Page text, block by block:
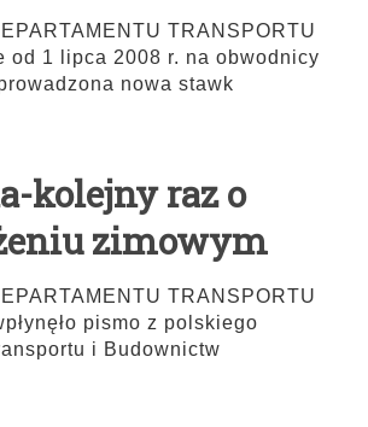
TRANSPORTU
od 1 lipca 2008 r. na obwodnicy
nowa stawk
kolejny raz o
zimowym
TRANSPORTU
pismo z polskiego
i Budownictw